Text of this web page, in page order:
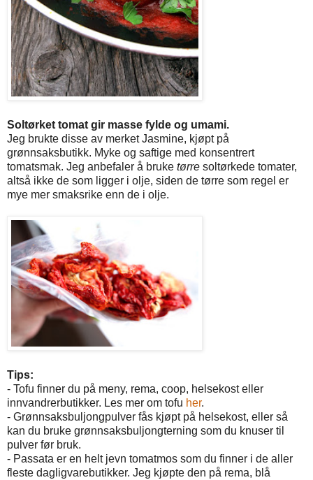
Soltørket tomat gir masse fylde og umami.
Jeg brukte disse av merket Jasmine, kjøpt på
grønnsaksbutikk. Myke og saftige med konsentrert
tomatsmak. Jeg anbefaler å bruke tørre soltørkede tomater,
altså ikke de som ligger i olje, siden de tørre som regel er
mye mer smaksrike enn de i olje.
Tips:
- Tofu finner du på meny, rema, coop, helsekost eller
innvandrerbutikker. Les mer om tofu her.
- Grønnsaksbuljongpulver fås kjøpt på helsekost, eller så
kan du bruke grønnsaksbuljongterning som du knuser til
pulver før bruk.
- Passata er en helt jevn tomatmos som du finner i de aller
fleste dagligvarebutikker. Jeg kjøpte den på rema, blå